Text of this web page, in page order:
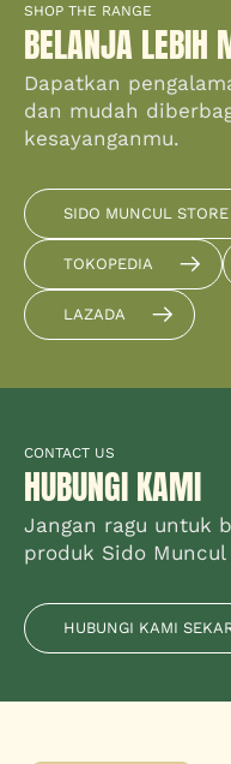
SHOP THE RANGE
BELANJA LEBIH
Dapatkan
dan mudah
kesayanganmu.
SIDO MUNCUL STORE
TOKOPEDIA
LAZADA
CONTACT US
HUBUNGI KAMI
Jangan ragu untuk
produk Sido
HUBUNGI KAMI